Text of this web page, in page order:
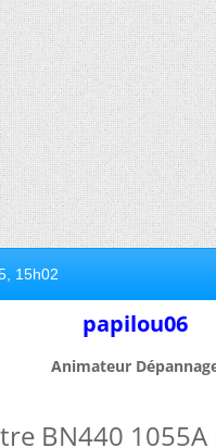
15h02
papilou06
Animateur
BN440